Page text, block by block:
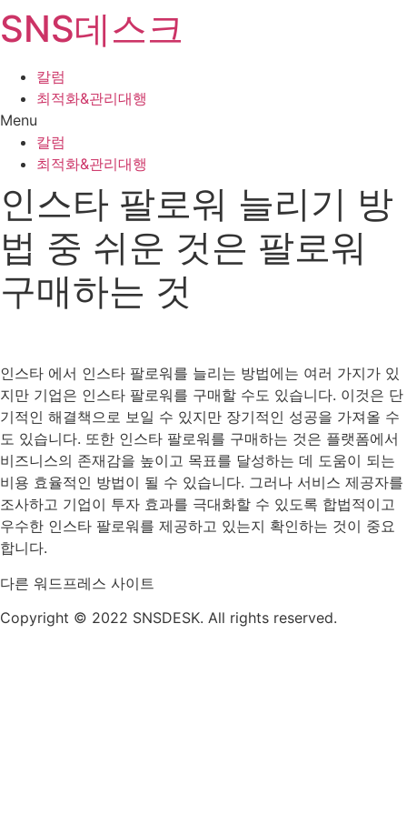
Skip
to
SNS데스크
칼럼
최적화&관리대행
Menu
칼럼
최적화&관리대행
인스타 팔로워 늘리기 방
법 중 쉬운 것은 팔로워
구매하는 것
인스타 에서 인스타 팔로워를 늘리는 방법에는 여러 가지가 있
지만 기업은 인스타 팔로워를 구매할 수도 있습니다. 이것은 단
기적인 해결책으로 보일 수 있지만 장기적인 성공을 가져올 수
도 있습니다. 또한 인스타 팔로워를 구매하는 것은 플랫폼에서
비즈니스의 존재감을 높이고 목표를 달성하는 데 도움이 되는
비용 효율적인 방법이 될 수 있습니다. 그러나 서비스 제공자를
조사하고 기업이 투자 효과를 극대화할 수 있도록 합법적이고
우수한 인스타 팔로워를 제공하고 있는지 확인하는 것이 중요
합니다.
다른 워드프레스 사이트
Copyright © 2022 SNSDESK. All rights reserved.